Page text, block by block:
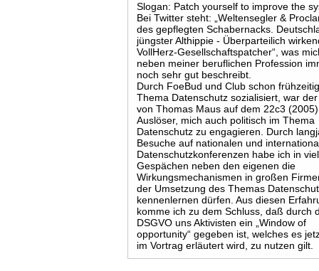
Slogan: Patch yourself to improve the
Bei Twitter steht: „Weltensegler &
des gepflegten Schabernacks.
jüngster Althippie - Überparteilich
VollHerz-Gesellschaftspatcher“, was
neben meiner beruflichen Profession
noch sehr gut beschreibt.
Durch FoeBud und Club schon
Thema Datenschutz sozialisiert, war
von Thomas Maus auf dem 22c3
Auslöser, mich auch politisch im Thema
Datenschutz zu engagieren. Durch
Besuche auf nationalen und
Datenschutzkonferenzen habe ich in
Gespächen neben den eigenen die
Wirkungsmechanismen in großen
der Umsetzung des Themas
kennenlernen dürfen. Aus diesen
komme ich zu dem Schluss, daß durch
DSGVO uns Aktivisten ein „Window of
opportunity“ gegeben ist, welches es
im Vortrag erläutert wird, zu nutzen gilt.